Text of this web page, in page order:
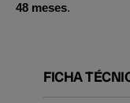
48 meses.
FICHA